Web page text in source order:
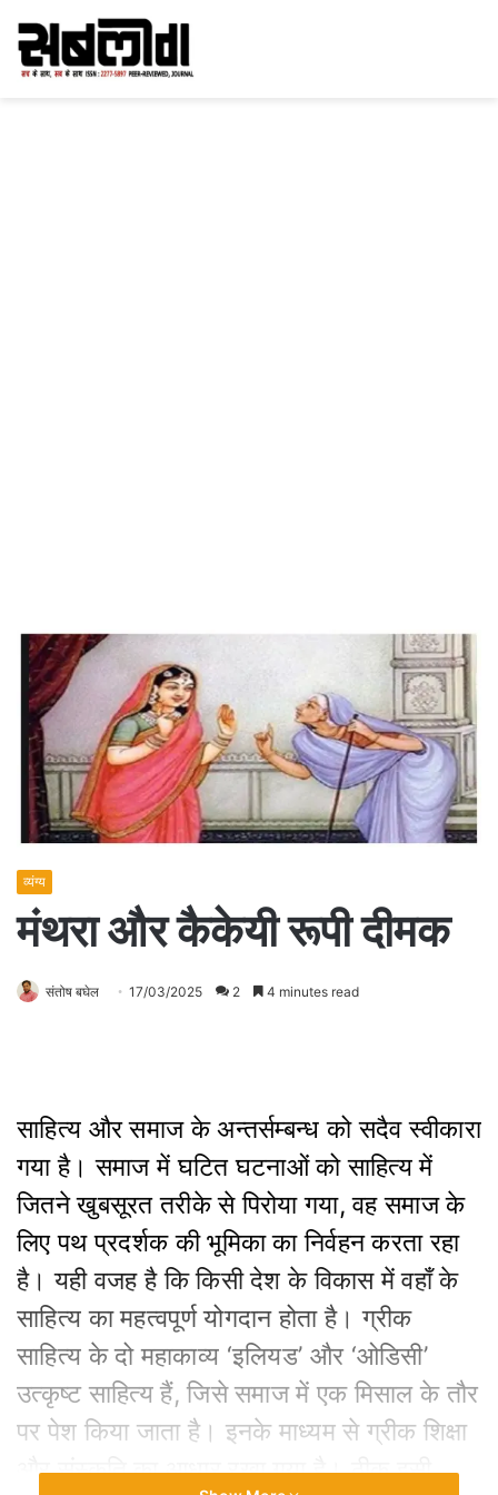
व्यंग्य
मंथरा और कैकेयी रूपी दीमक
संतोष बघेल 17/03/2025 2 4 minutes read
साहित्य और समाज के अन्तर्सम्बन्ध को सदैव स्वीकारा
गया है। समाज में घटित घटनाओं को साहित्य में
जितने खुबसूरत तरीके से पिरोया गया, वह समाज के
लिए पथ प्रदर्शक की भूमिका का निर्वहन करता रहा
है। यही वजह है कि किसी देश के विकास में वहाँ के
साहित्‍य का महत्‍वपूर्ण योगदान होता है। ग्रीक
साहित्‍य के दो महाकाव्‍य ‘इलियड’ और ‘ओडिसी’
उत्कृष्ट साहित्य हैं, जिसे समाज में एक मिसाल के तौर
पर पेश किया जाता है। इनके माध्यम से ग्रीक शिक्षा
और संस्‍कृति का आधार रखा गया है। ठीक इसी